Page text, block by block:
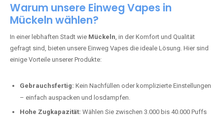
Warum unsere Einweg Vapes in
Mückeln wählen?
In einer lebhaften Stadt wie Mückeln, in der Komfort und Qualität
gefragt sind, bieten unsere Einweg Vapes die ideale Lösung. Hier sind
einige Vorteile unserer Produkte:
Gebrauchsfertig: Kein Nachfüllen oder komplizierte Einstellungen
– einfach auspacken und losdampfen.
Hohe Zugkapazität: Wählen Sie zwischen 3.000 bis 40.000 Puffs